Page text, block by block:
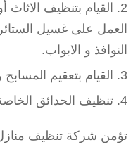
القيام بتنظيف
العمل على غسيل
النوافذ و الابواب.
القيام بتعقيم
تنظيف الحدائق
تؤمن شركة تنظيف